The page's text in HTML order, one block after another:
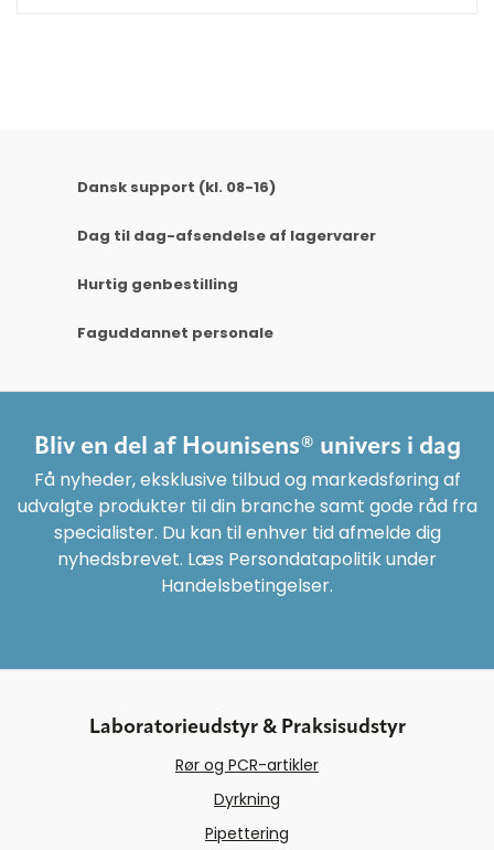
Dansk support (kl. 08-16)
Dag til dag-afsendelse af lagervarer
Hurtig genbestilling
Faguddannet personale
Bliv en del af Hounisens® univers i dag
Få nyheder, eksklusive tilbud og markedsføring af
udvalgte produkter til din branche samt gode råd fra
specialister. Du kan til enhver tid afmelde dig
nyhedsbrevet. Læs Persondatapolitik under
Handelsbetingelser.
Laboratorieudstyr & Praksisudstyr
Rør og PCR-artikler
Dyrkning
Pipettering